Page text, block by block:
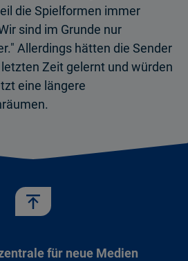
die Spielformen immer
sind im Grunde nur
Allerdings hätten die Sender
Zeit gelernt und würden
eine längere
für neue Medien